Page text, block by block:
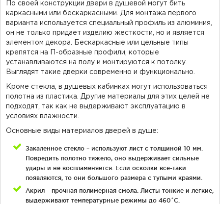
По своей конструкции двери в душевой могут бить
каркасными или бескаркасными. Для монтажа первого
варианта используется специальный профиль из алюминия,
он не только придает изделию жесткости, но и является
элементом декора. Бескаркасные или цельные типы
крепятся на П-образные профили, которые
устанавливаются на полу и монтируются к потолку.
Выглядят такие дверки современно и функционально.
Кроме стекла, в душевых кабинках могут использоваться
полотна из пластика. Другие материалы для этих целей не
подходят, так как не выдерживают эксплуатацию в
условиях влажности.
Основные виды материалов дверей в душе:
Закаленное стекло – используют лист с толщиной 10 мм.
Повредить полотно тяжело, оно выдерживает сильные
удары и не воспламеняется. Если осколки все-таки
появляются, то они большого размера с тупыми краями.
Акрил – прочная полимерная смола. Листы тонкие и легкие,
выдерживают температурные режимы до 460˚С.